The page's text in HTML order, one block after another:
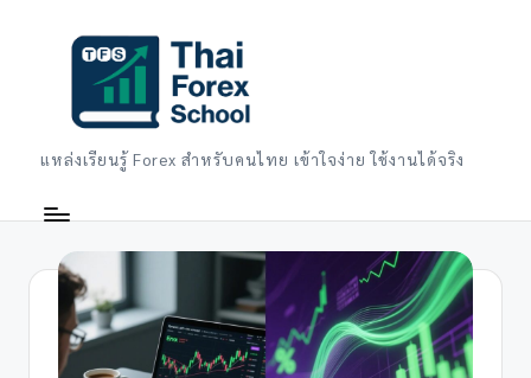
แหล่งเรียนรู้ Forex สำหรับคนไทย เข้าใจง่าย ใช้งานได้จริง